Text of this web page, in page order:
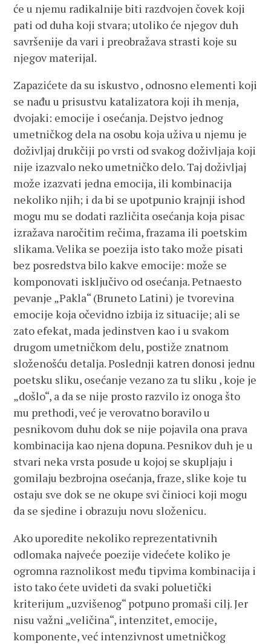
će u njemu radikalnije biti razdvojen čovek koji
pati od duha koji stvara; utoliko će njegov duh
savršenije da vari i preobražava strasti koje su
njegov materijal.
Zapazićete da su iskustvo , odnosno elementi koji
se nađu u prisustvu katalizatora koji ih menja,
dvojaki: emocije i osećanja. Dejstvo jednog
umetničkog dela na osobu koja uživa u njemu je
doživljaj drukčiji po vrsti od svakog doživljaja koji
nije izazvalo neko umetničko delo. Taj doživljaj
može izazvati jedna emocija, ili kombinacija
nekoliko njih; i da bi se upotpunio krajnji ishod
mogu mu se dodati različita osećanja koja pisac
izražava naročitim rečima, frazama ili poetskim
slikama. Velika se poezija isto tako može pisati
bez posredstva bilo kakve emocije: može se
komponovati isključivo od osećanja. Petnaesto
pevanje „Pakla“ (Bruneto Latini) je tvorevina
emocije koja očevidno izbija iz situacije; ali se
zato efekat, mada jedinstven kao i u svakom
drugom umetničkom delu, postiže znatnom
složenošću detalja. Poslednji katren donosi jednu
poetsku sliku, osećanje vezano za tu sliku , koje je
„došlo“, a da se nije prosto razvilo iz onoga što
mu prethodi, već je verovatno boravilo u
pesnikovom duhu dok se nije pojavila ona prava
kombinacija kao njena dopuna. Pesnikov duh je u
stvari neka vrsta posude u kojoj se skupljaju i
gomilaju bezbrojna osećanja, fraze, slike koje tu
ostaju sve dok se ne okupe svi činioci koji mogu
da se sjedine i obrazuju novu složenicu.
Ako uporedite nekoliko reprezentativnih
odlomaka najveće poezije videćete koliko je
ogromna raznolikost među tipvima kombinacija i
isto tako ćete uvideti da svaki poluetički
kriterijum „uzvišenog“ potpuno promaši cilj. Jer
nisu važni „veličina“, intenzitet, emocije,
komponente, već intenzivnost umetničkog